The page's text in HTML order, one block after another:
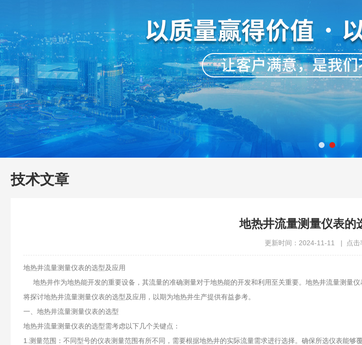
技术文章
地热井流量测量仪表的
更新时间：2024-11-11 | 点击
地热井流量测量仪表的选型及应用
地热井作为地热能开发的重要设备，其流量的准确测量对于地热能的开发和利用至关重要。地热井流量测量
将探讨地热井流量测量仪表的选型及应用，以期为地热井生产提供有益参考。
一、地热井流量测量仪表的选型
地热井流量测量仪表的选型需考虑以下几个关键点：
1.测量范围：不同型号的仪表测量范围有所不同，需要根据地热井的实际流量需求进行选择。确保所选仪表能够